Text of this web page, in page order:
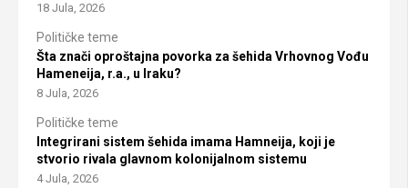
18 Jula, 2026
Političke teme
Šta znači oproštajna povorka za šehida Vrhovnog Vođu
Hameneija, r.a., u Iraku?
8 Jula, 2026
Političke teme
Integrirani sistem šehida imama Hamneija, koji je
stvorio rivala glavnom kolonijalnom sistemu
4 Jula, 2026